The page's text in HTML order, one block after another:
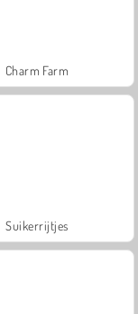
Charm Farm
Suikerrijtjes